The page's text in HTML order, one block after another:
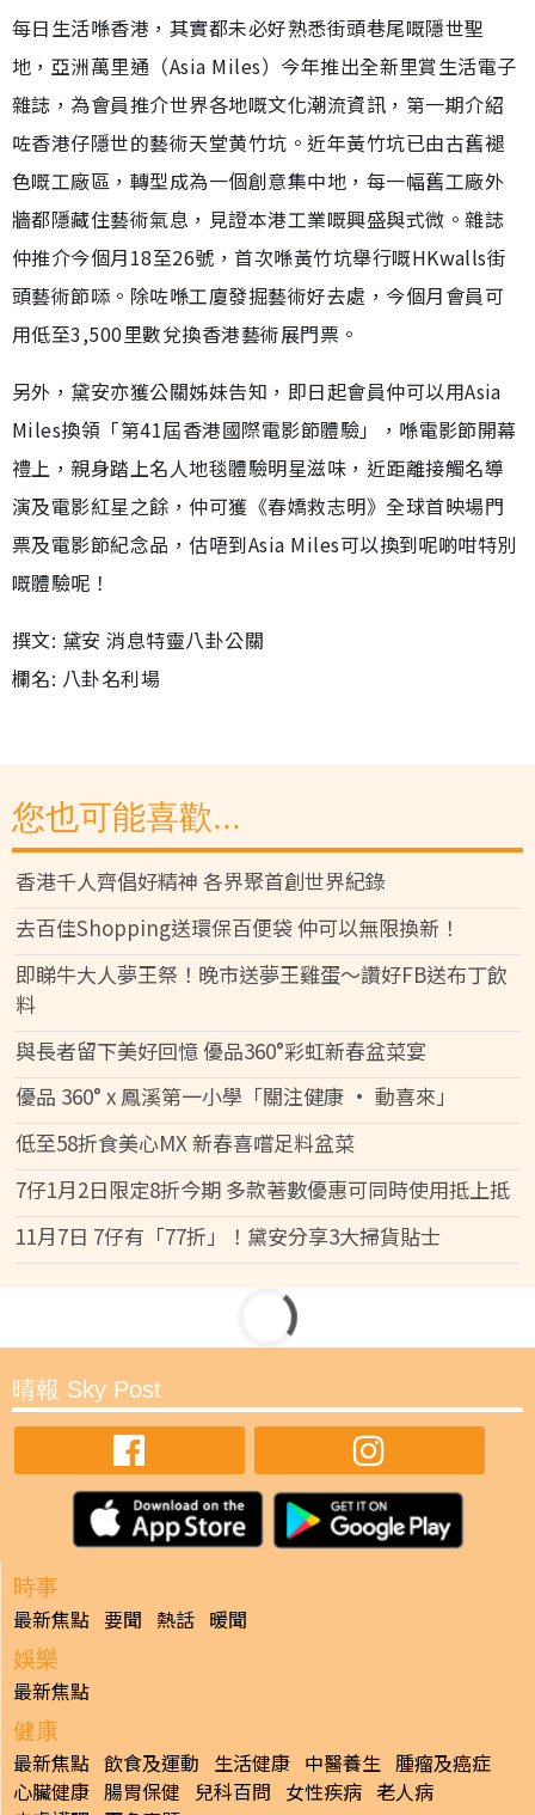
每日生活喺香港，其實都未必好熟悉街頭巷尾嘅隱世聖
地，亞洲萬里通（Asia Miles）今年推出全新里賞生活電子
雜誌，為會員推介世界各地嘅文化潮流資訊，第一期介紹
咗香港仔隱世的藝術天堂黄竹坑。近年黃竹坑已由古舊褪
色嘅工廠區，轉型成為一個創意集中地，每一幅舊工廠外
牆都隱藏住藝術氣息，見證本港工業嘅興盛與式微。雜誌
仲推介今個月18至26號，首次喺黃竹坑舉行嘅HKwalls街
頭藝術節𠻹。除咗喺工廈發掘藝術好去處，今個月會員可
用低至3,500里數兌換香港藝術展門票。
另外，黛安亦獲公關姊妹告知，即日起會員仲可以用Asia
Miles換領「第41屆香港國際電影節體驗」，喺電影節開幕
禮上，親身踏上名人地毯體驗明星滋味，近距離接觸名導
演及電影紅星之餘，仲可獲《春嬌救志明》全球首映場門
票及電影節紀念品，估唔到Asia Miles可以換到呢啲咁特別
嘅體驗呢！
撰文: 黛安 消息特靈八卦公關
欄名: 八卦名利場
您也可能喜歡...
香港千人齊倡好精神 各界聚首創世界紀錄
去百佳Shopping送環保百便袋 仲可以無限換新！
即睇牛大人夢王祭！晚市送夢王雞蛋～讚好FB送布丁飲
料
與長者留下美好回憶 優品360°彩虹新春盆菜宴
優品 360° x 鳳溪第一小學「關注健康 • 動喜來」
低至58折食美心MX 新春喜嚐足料盆菜
7仔1月2日限定8折今期 多款著數優惠可同時使用抵上抵
11月7日 7仔有「77折」！黛安分享3大掃貨貼士
晴報 Sky Post
時事
最新焦點 要聞 熱話 暖聞
娛樂
最新焦點
健康
最新焦點 飲食及運動 生活健康 中醫養生 腫瘤及癌症
心臟健康 腸胃保健 兒科百問 女性疾病 老人病